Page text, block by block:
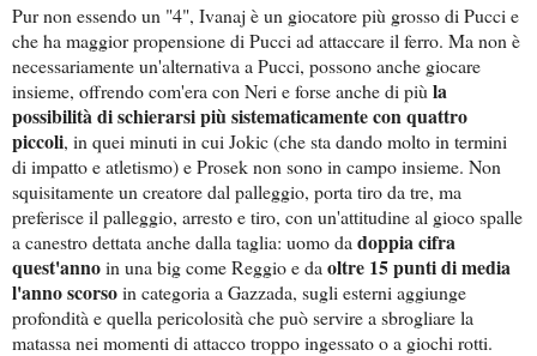
Pur non essendo un "4", Ivanaj è un giocatore più grosso di Pucci e
che ha maggior propensione di Pucci ad attaccare il ferro. Ma non è
necessariamente un'alternativa a Pucci, possono anche giocare
insieme, offrendo com'era con Neri e forse anche di più la
possibilità di schierarsi più sistematicamente con quattro
piccoli, in quei minuti in cui Jokic (che sta dando molto in termini
di impatto e atletismo) e Prosek non sono in campo insieme. Non
squisitamente un creatore dal palleggio, porta tiro da tre, ma
preferisce il palleggio, arresto e tiro, con un'attitudine al gioco spalle
a canestro dettata anche dalla taglia: uomo da doppia cifra
quest'annoin una big come Reggio e da oltre 15 punti di media
l'anno scorsoin categoria a Gazzada, sugli esterni aggiunge
profondità e quella pericolosità che può servire a sbrogliare la
matassa nei momenti di attacco troppo ingessato o a giochi rotti.